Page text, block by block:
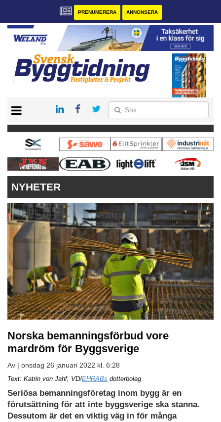
PRENUMERERA ANNONSERA
PRENUMERERA
VÅRA ANDRA MAGASIN
ANNONSERA
KONTAKT
NYHETER
Norska bemanningsförbud vore
mardröm för Byggsverige
Av | onsdag 26 januari 2022 kl. 6:28
Text: Katrin von Jahf, VD/EHRABs dotterbolag
Seriösa bemanningsföretag inom bygg är en
förutsättning för att inte byggsverige ska stanna.
Dessutom är det en viktig väg in för många